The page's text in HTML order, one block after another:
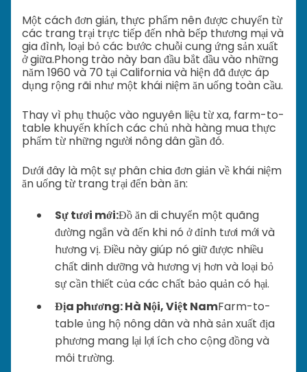
Một cách đơn giản, thực phẩm nên được chuyển từ
các trang trại trực tiếp đến nhà bếp thương mại và
gia đình, loại bỏ các bước chuỗi cung ứng sản xuất
ở giữa.Phong trào này ban đầu bắt đầu vào những
năm 1960 và 70 tại California và hiện đã được áp
dụng rộng rãi như một khái niệm ăn uống toàn cầu.
Thay vì phụ thuộc vào nguyên liệu từ xa, farm-to-
table khuyến khích các chủ nhà hàng mua thực
phẩm từ những người nông dân gần đó.
Dưới đây là một sự phân chia đơn giản về khái niệm
ăn uống từ trang trại đến bàn ăn:
Sự tươi mới:Đồ ăn di chuyển một quãng
đường ngắn và đến khi nó ở đỉnh tươi mới và
hương vị. Điều này giúp nó giữ được nhiều
chất dinh dưỡng và hương vị hơn và loại bỏ
sự cần thiết của các chất bảo quản có hại.
Địa phương: Hà Nội, Việt NamFarm-to-
table ủng hộ nông dân và nhà sản xuất địa
phương mang lại lợi ích cho cộng đồng và
môi trường.